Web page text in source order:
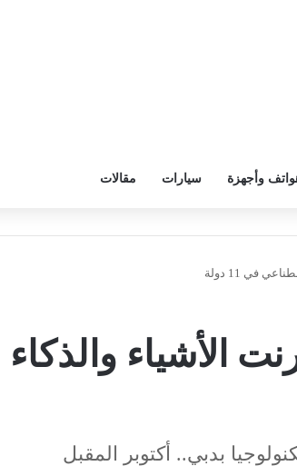
وأجهزة سيارات مقالات
في 11 دولة
الأشياء والذكاء
بدبي.. أكتوبر المقبل